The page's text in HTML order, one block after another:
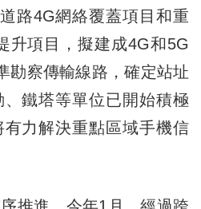
路4G網絡覆蓋項目和重
升項目，擬建成4G和5G
勘察傳輸線路，確定站址
鐵塔等單位已開始積極
力解決重點區域手機信